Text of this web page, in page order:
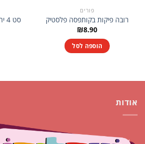
פורים
רובה פיקות בקותפסה פלסטיק
₪8.90
הוספה לסל
סט 4 יח' טבעת אור לד- פינגרים
אודות